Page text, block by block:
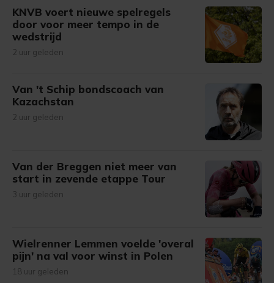
KNVB voert nieuwe spelregels
door voor meer tempo in de
wedstrijd
2 uur geleden
Van 't Schip bondscoach van
Kazachstan
2 uur geleden
Van der Breggen niet meer van
start in zevende etappe Tour
3 uur geleden
Wielrenner Lemmen voelde 'overal
pijn' na val voor winst in Polen
18 uur geleden